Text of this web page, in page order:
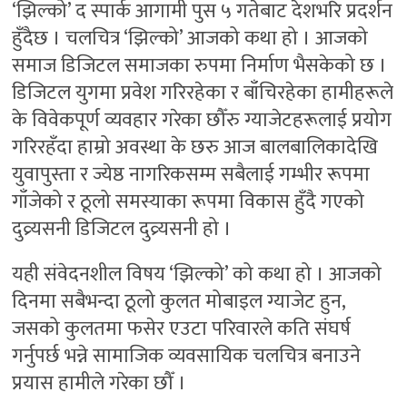
‘झिल्को’ द स्पार्क आगामी पुस ५ गतेबाट देशभरि प्रदर्शन
हुँदैछ । चलचित्र ‘झिल्को’ आजको कथा हो । आजको
समाज डिजिटल समाजका रुपमा निर्माण भैसकेको छ ।
डिजिटल युगमा प्रवेश गरिरहेका र बाँचिरहेका हामीहरूले
के विवेकपूर्ण व्यवहार गरेका छौँरु ग्याजेटहरूलाई प्रयोग
गरिरहँदा हाम्रो अवस्था के छरु आज बालबालिकादेखि
युवापुस्ता र ज्येष्ठ नागरिकसम्म सबैलाई गम्भीर रूपमा
गाँजेको र ठूलो समस्याका रूपमा विकास हुँदै गएको
दुव्र्यसनी डिजिटल दुव्र्यसनी हो ।
यही संवेदनशील विषय ‘झिल्को’ को कथा हो । आजको
दिनमा सबैभन्दा ठूलो कुलत मोबाइल ग्याजेट हुन,
जसको कुलतमा फसेर एउटा परिवारले कति संघर्ष
गर्नुपर्छ भन्ने सामाजिक व्यवसायिक चलचित्र बनाउने
प्रयास हामीले गरेका छौँ ।